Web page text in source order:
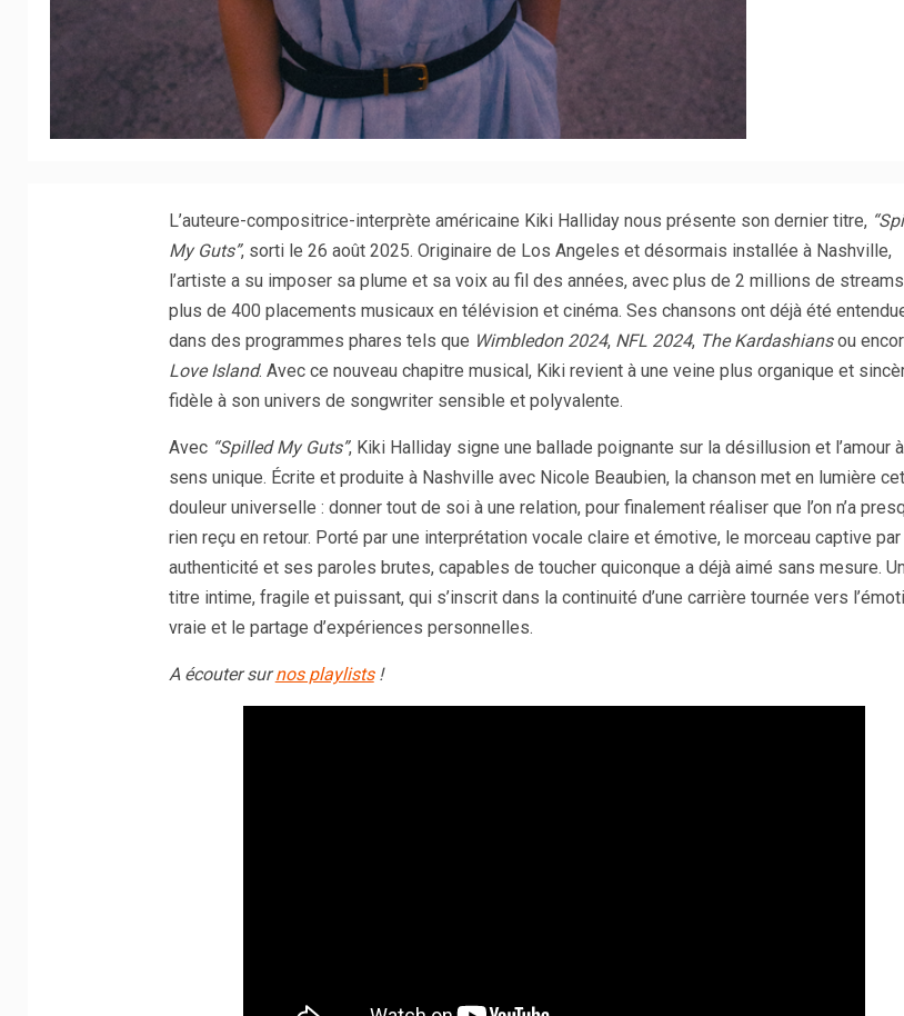
L’auteure-compositrice-interprète américaine Kiki Halliday nous présente son dernier titre,
My Guts”, sorti le 26 août 2025. Originaire de Los Angeles et désormais installée à Nashville,
l’artiste a su imposer sa plume et sa voix au fil des années, avec plus de 2 millions de
plus de 400 placements musicaux en télévision et cinéma. Ses chansons ont déjà été
dans des programmes phares tels que Wimbledon 2024, NFL 2024, The Kardashiansou
Love Island. Avec ce nouveau chapitre musical, Kiki revient à une veine plus organique et
fidèle à son univers de songwriter sensible et polyvalente.
Avec “Spilled My Guts”, Kiki Halliday signe une ballade poignante sur la désillusion et l’amour à
sens unique. Écrite et produite à Nashville avec Nicole Beaubien, la chanson met en lumière
douleur universelle : donner tout de soi à une relation, pour finalement réaliser que l’on n’a
rien reçu en retour. Porté par une interprétation vocale claire et émotive, le morceau captive
authenticité et ses paroles brutes, capables de toucher quiconque a déjà aimé sans mesure. Un
titre intime, fragile et puissant, qui s’inscrit dans la continuité d’une carrière tournée vers
vraie et le partage d’expériences personnelles.
A écouter surnos playlists!